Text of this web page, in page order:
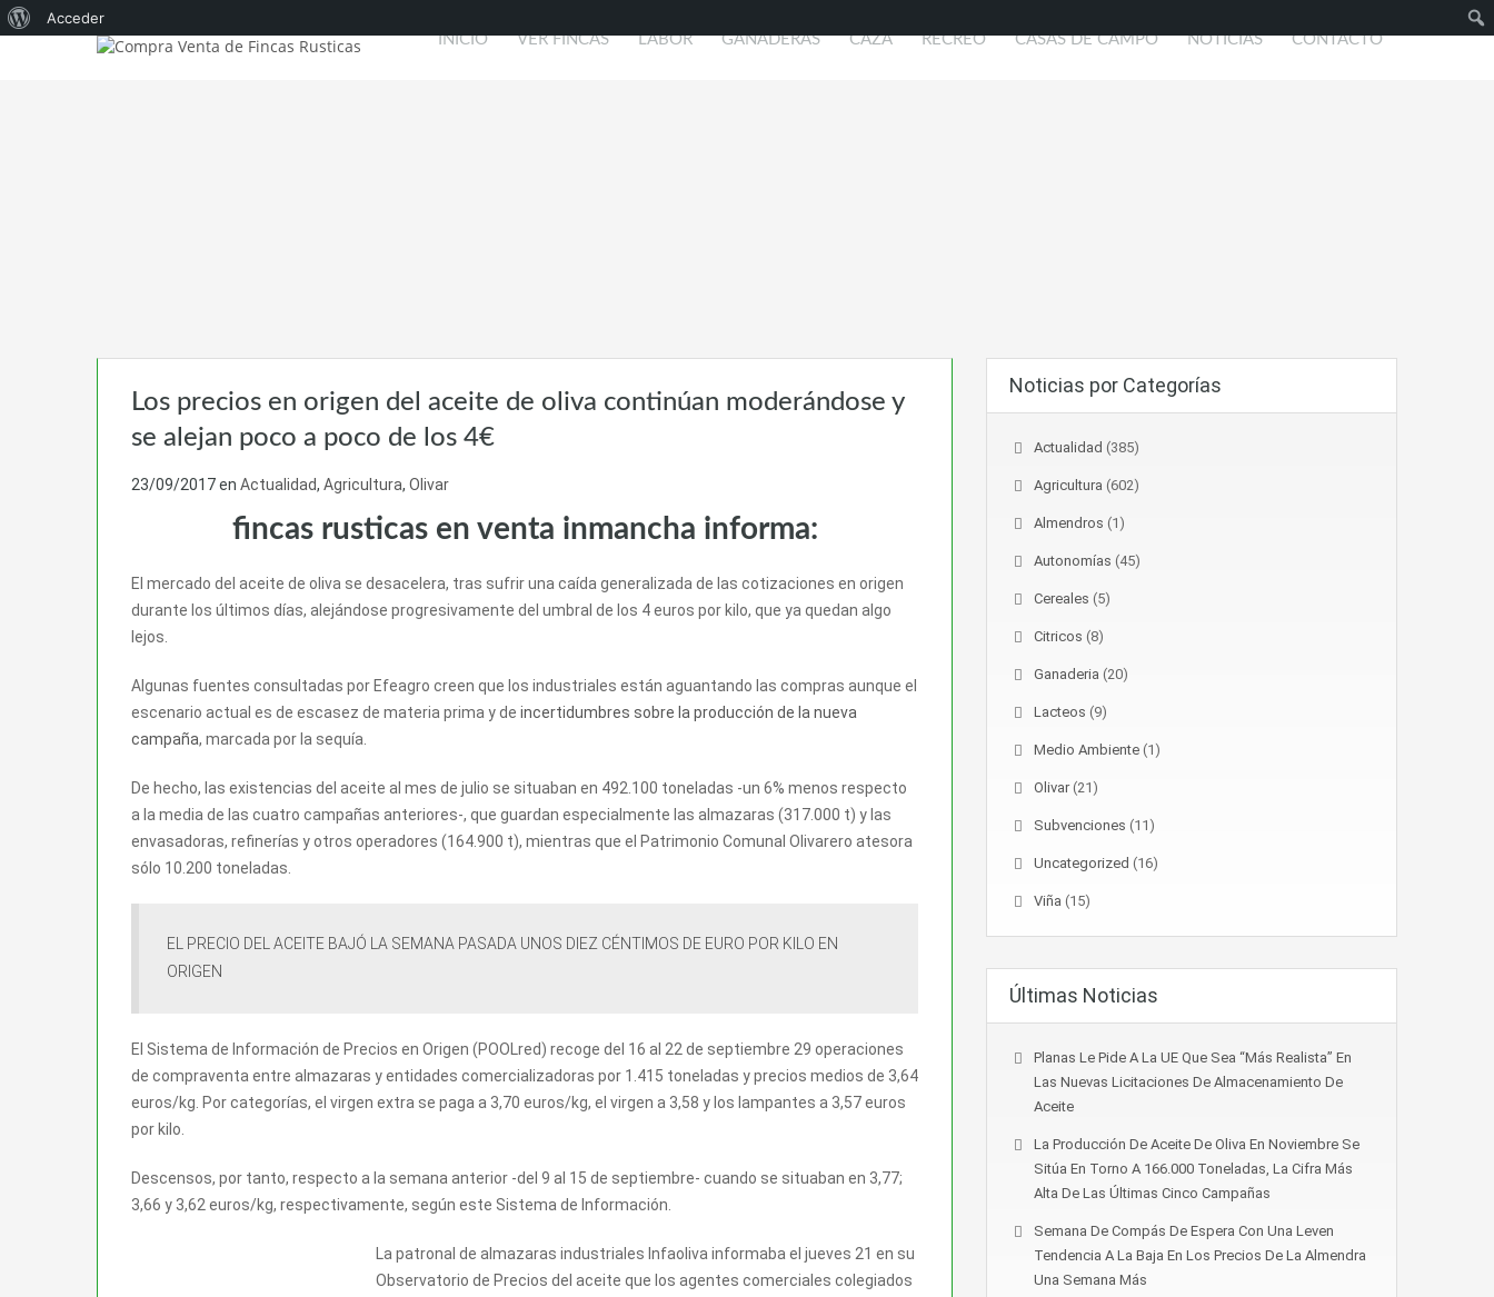
Acerca
Acceder
INICIO VER FINCAS LABOR GANADERAS CAZA RECREO CASAS DE CAMPO NOTICIAS CONTACTO
Los precios en origen del aceite de oliva continúan moderándose y
se alejan poco a poco de los 4€
23/09/2017en Actualidad, Agricultura, Olivar
fincas rusticas en venta inmancha informa:
El mercado del aceite de oliva se desacelera, tras sufrir una caída generalizada de las cotizaciones en origen
durante los últimos días, alejándose progresivamente del umbral de los 4 euros por kilo, que ya quedan algo
lejos.
Algunas fuentes consultadas por Efeagro creen que los industriales están aguantando las compras aunque el
escenario actual es de escasez de materia prima y de incertidumbres sobre la producción de la nueva
campaña, marcada por la sequía.
De hecho, las existencias del aceite al mes de julio se situaban en 492.100 toneladas -un 6% menos respecto
a la media de las cuatro campañas anteriores-, que guardan especialmente las almazaras (317.000 t) y las
envasadoras, refinerías y otros operadores (164.900 t), mientras que el Patrimonio Comunal Olivarero atesora
sólo 10.200 toneladas.
EL PRECIO DEL ACEITE BAJÓ LA SEMANA PASADA UNOS DIEZ CÉNTIMOS DE EURO POR KILO EN
ORIGEN
El Sistema de Información de Precios en Origen (POOLred) recoge del 16 al 22 de septiembre 29 operaciones
de compraventa entre almazaras y entidades comercializadoras por 1.415 toneladas y precios medios de 3,64
euros/kg. Por categorías, el virgen extra se paga a 3,70 euros/kg, el virgen a 3,58 y los lampantes a 3,57 euros
por kilo.
Descensos, por tanto, respecto a la semana anterior -del 9 al 15 de septiembre- cuando se situaban en 3,77;
3,66 y 3,62 euros/kg, respectivamente, según este Sistema de Información.
La patronal de almazaras industriales Infaoliva informaba el jueves 21 en su
Observatorio de Precios del aceite que los agentes comerciales colegiados
Noticias por Categorías
Actualidad (385)
Agricultura (602)
Almendros (1)
Autonomías (45)
Cereales (5)
Citricos (8)
Ganaderia (20)
Lacteos (9)
Medio Ambiente (1)
Olivar(21)
Subvenciones (11)
Uncategorized (16)
Viña (15)
Últimas Noticias
Planas Le Pide A La UE Que Sea “más Realista” En
Las Nuevas Licitaciones De Almacenamiento De
Aceite
La Producción De Aceite De Oliva En Noviembre Se
Sitúa En Torno A 166.000 Toneladas, La Cifra Más
Alta De Las Últimas Cinco Campañas
Semana De Compás De Espera Con Una Leven
Tendencia A La Baja En Los Precios De La Almendra
Una Semana Más